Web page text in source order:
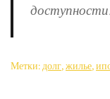
Метки: долг,жилье,